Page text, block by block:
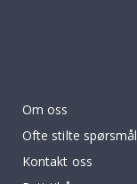
Om oss
Ofte stilte spørsmål
Kontakt oss